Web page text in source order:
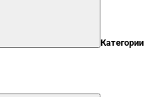
Категории